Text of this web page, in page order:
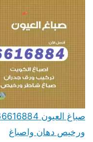
ورخيص دهان واصباغ